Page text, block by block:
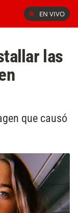
EN VIVO
las
que causó